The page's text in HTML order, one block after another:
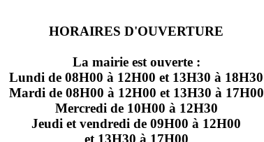
HORAIRES D'OUVERTURE
La mairie est ouverte :
Lundi de 08H00 à 12H00 et 13H30 à 18H30
Mardi de 08H00 à 12H00 et 13H30 à 17H00
Mercredi de 10H00 à 12H30
Jeudi et vendredi de 09H00 à 12H00
et 13H30 à 17H00